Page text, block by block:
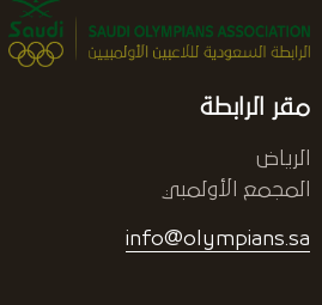
مقر الرابطة
الرياض
المجمع الأولمبي
info@olympians.sa